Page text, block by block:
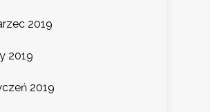
2019
2019
2019